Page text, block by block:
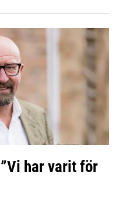
har varit för